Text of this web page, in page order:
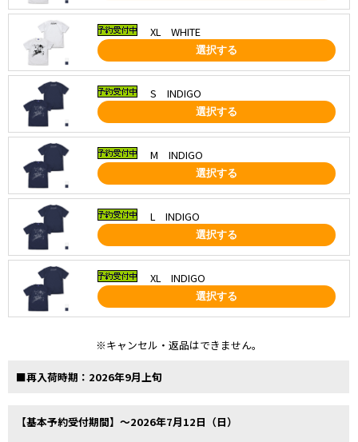
XL WHITE
選択する
S INDIGO
選択する
M INDIGO
選択する
L INDIGO
選択する
XL INDIGO
選択する
※キャンセル・返品はできません。
■再入荷時期：2026年9月上旬
【基本予約受付期間】～2026年7月12日（日）